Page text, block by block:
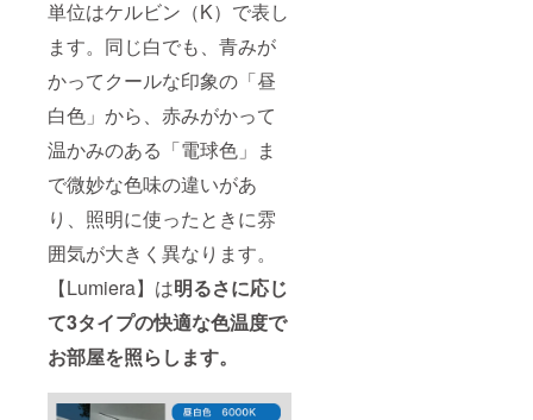
単位はケルビン（K）で表し
ます。同じ白でも、青みが
かってクールな印象の「昼
白色」から、赤みがかって
温かみのある「電球色」ま
で微妙な色味の違いがあ
り、照明に使ったときに雰
囲気が大きく異なります。
【Lumiera】は明るさに応じ
て3タイプの快適な色温度で
お部屋を照らします。